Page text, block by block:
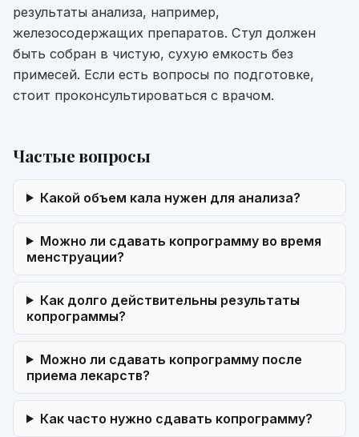
результаты анализа, например,
железосодержащих препаратов. Стул должен
быть собран в чистую, сухую емкость без
примесей. Если есть вопросы по подготовке,
стоит проконсультироваться с врачом.
Частые вопросы
Какой объем кала нужен для анализа?
Можно ли сдавать копрограмму во время
менструации?
Как долго действительны результаты
копрограммы?
Можно ли сдавать копрограмму после
приема лекарств?
Как часто нужно сдавать копрограмму?